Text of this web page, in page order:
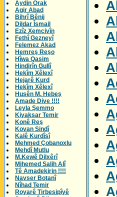
Aydin Orak
Agir Abad
Bihrî Bênij
Dildar Îsmail
Ezîz Xemcivîn
Fethî Gezneyî
Felemez Akad
Hemreş Reşo
Hîwa Qasim
Hindirîn Gullî
Hekîm Xêlexî
Hejarê Kurd
Hekîm Xêlexî
Husên M. Hebeş
Amade Dive !!!!
Leyla Şemmo
Kiyaksar Temir
Konê Reş
Kovan Sindî
Kalê Kurdîsî
Mehmed Çobanoxlu
Mehdî Mutlu
M.Kewê Dilxêrî
Mihemed Salih Alî
Tê Amadekirin !!!!
Navser Botanî
Nîhad Temir
Royarê Tirbesipîyê